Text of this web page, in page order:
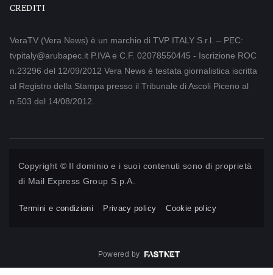
CREDITI
VeraTV (Vera News) è un marchio di TVP ITALY S.r.l. – PEC:
tvpitaly@arubapec.it P.IVA e C.F. 02078550445 - Iscrizione ROC
n.23296 del 12/09/2012 Vera News è testata giornalistica iscritta
al Registro della Stampa presso il Tribunale di Ascoli Piceno al
n.503 del 14/08/2012.
Copyright © Il dominio e i suoi contenuti sono di proprietà
di Mail Express Group S.p.A.
Termini e condizioni Privacy policy Cookie policy
Powered by